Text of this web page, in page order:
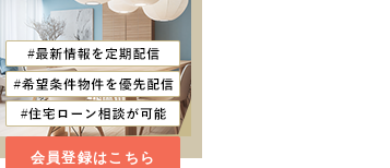
会員登録はこちら